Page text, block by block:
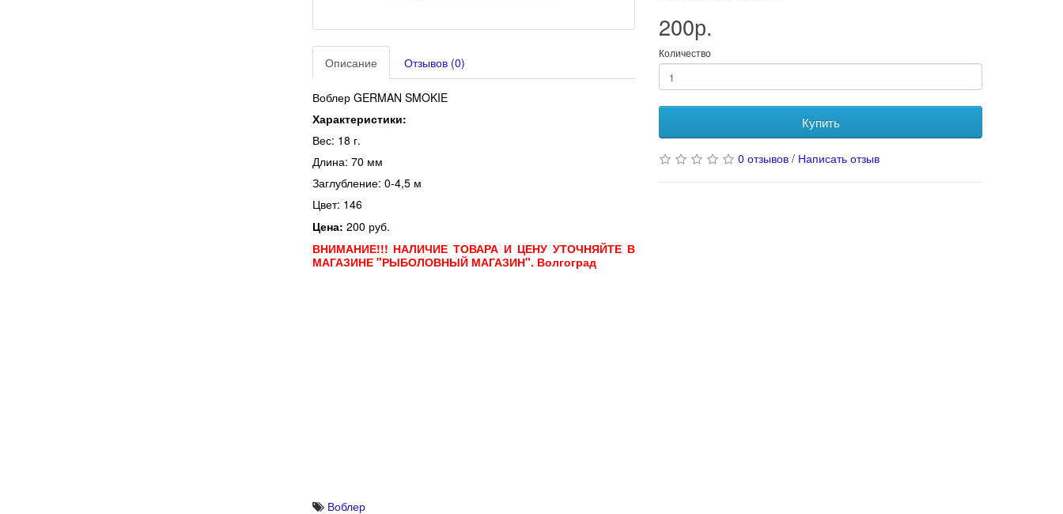
Описание Отзывов (0)
Воблер GERMAN SMOKIE
Характеристики:
Вес: 18 г.
Длина: 70 мм
Заглубление: 0-4,5 м
Цвет: 146
Цена: 200 руб.
ВНИМАНИЕ!!! НАЛИЧИЕ ТОВАРА И ЦЕНУ УТОЧНЯЙТЕ В
МАГАЗИНЕ "РЫБОЛОВНЫЙ МАГАЗИН". Волгоград
200р.
Количество
Купить
0 отзывов / Написать отзыв
Воблер